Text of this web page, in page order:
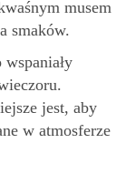
musem
smaków.
jest, aby
w atmosferze